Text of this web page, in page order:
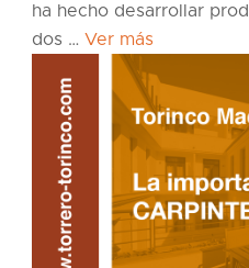
ha hecho desarrollar
dos … Ver más